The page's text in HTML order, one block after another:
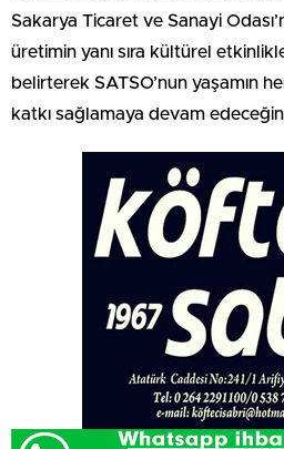
Sakarya Ticaret ve Sanayi
üretimin yanı sıra kültürel
belirterek SATSO’nun yaşamın
katkı sağlamaya devam